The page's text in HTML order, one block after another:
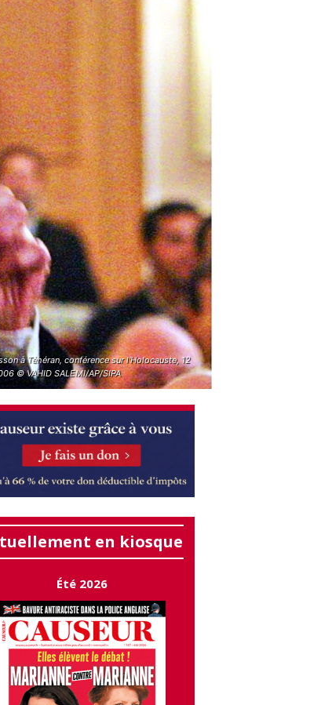
à Téhéran, conférence sur l'Holocauste, 12
© VAHID SALEMI/AP/SIPA
en kiosque
Été 2026